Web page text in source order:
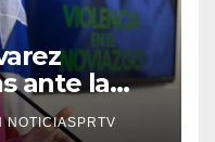
ante la
NOTICIASPRTV